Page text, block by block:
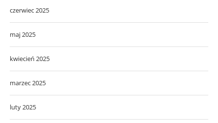
czerwiec 2025
maj 2025
kwiecień 2025
marzec 2025
luty 2025